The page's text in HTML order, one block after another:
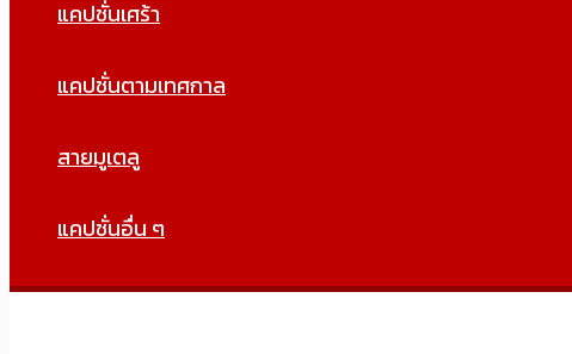
แคปชั่นเศร้า
แคปชั่นตามเทศกาล
สายมูเตลู
แคปชั่นอื่น ๆ